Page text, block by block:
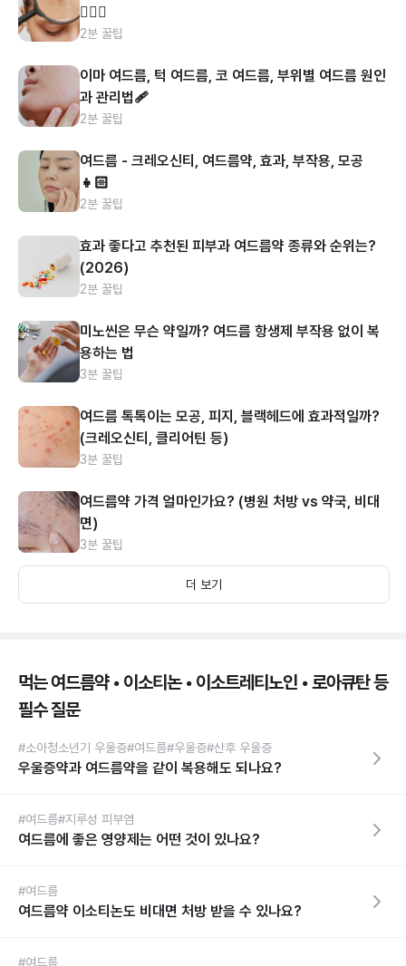
👩🏻‍⚕️
2분 꿀팁
이마 여드름, 턱 여드름, 코 여드름, 부위별 여드름 원인
과 관리법🩹
2분 꿀팁
여드름 - 크레오신티, 여드름약, 효과, 부작용, 모공
👧🏻
2분 꿀팁
효과 좋다고 추천된 피부과 여드름약 종류와 순위는?
(2026)
2분 꿀팁
미노씬은 무슨 약일까? 여드름 항생제 부작용 없이 복
용하는 법
3분 꿀팁
여드름 톡톡이는 모공, 피지, 블랙헤드에 효과적일까?
(크레오신티, 클리어틴 등)
3분 꿀팁
여드름약 가격 얼마인가요? (병원 처방 vs 약국, 비대
면)
3분 꿀팁
더 보기
먹는 여드름약 • 이소티논 • 이소트레티노인 • 로아큐탄 등
필수 질문
#소아청소년기 우울증#여드름#우울증#산후 우울증
우울증약과 여드름약을 같이 복용해도 되나요?
#여드름#지루성 피부염
여드름에 좋은 영양제는 어떤 것이 있나요?
#여드름
여드름약 이소티논도 비대면 처방 받을 수 있나요?
#여드름